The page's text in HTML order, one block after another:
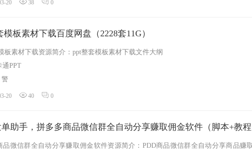
20 38 0
模板素材下载百度网盘（2228套11G）
板素材下载资源简介：ppt整套模板素材下载文件大纲
通PPT
警
务
20 40 0
助手，拼多多商品微信群全自动分享赚取佣金软件（脚本+教程
品微信群全自动分享赚取佣金软件资源简介：PDD商品微信群全自动分享商品赚